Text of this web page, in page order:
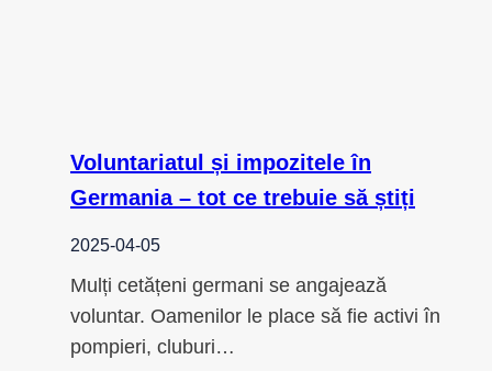
Voluntariatul și impozitele în
Germania – tot ce trebuie să știți
2025-04-05
Mulți cetățeni germani se angajează
voluntar. Oamenilor le place să fie activi în
pompieri, cluburi…